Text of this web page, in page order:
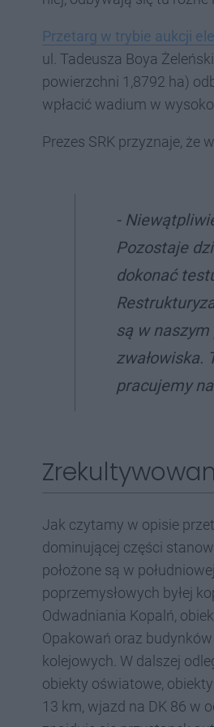
Przetarg w trybie aukcji
ul. Tadeusza Boya
powierzchni 1,8792 ha)
wpłacić wadium w
Prezes SRK przyznaje, że
-
Pozostaje
dokonać
są w
zwałowiska.
pracujemy
Jak czytamy w opisie
dominującej części
położone są w
poprzemysłowych byłej
Odwadniania Kopalń,
Opakowań oraz
kolejowych. W dalszej
obiekty oświatowe,
13 km, wjazd na DK 86 w